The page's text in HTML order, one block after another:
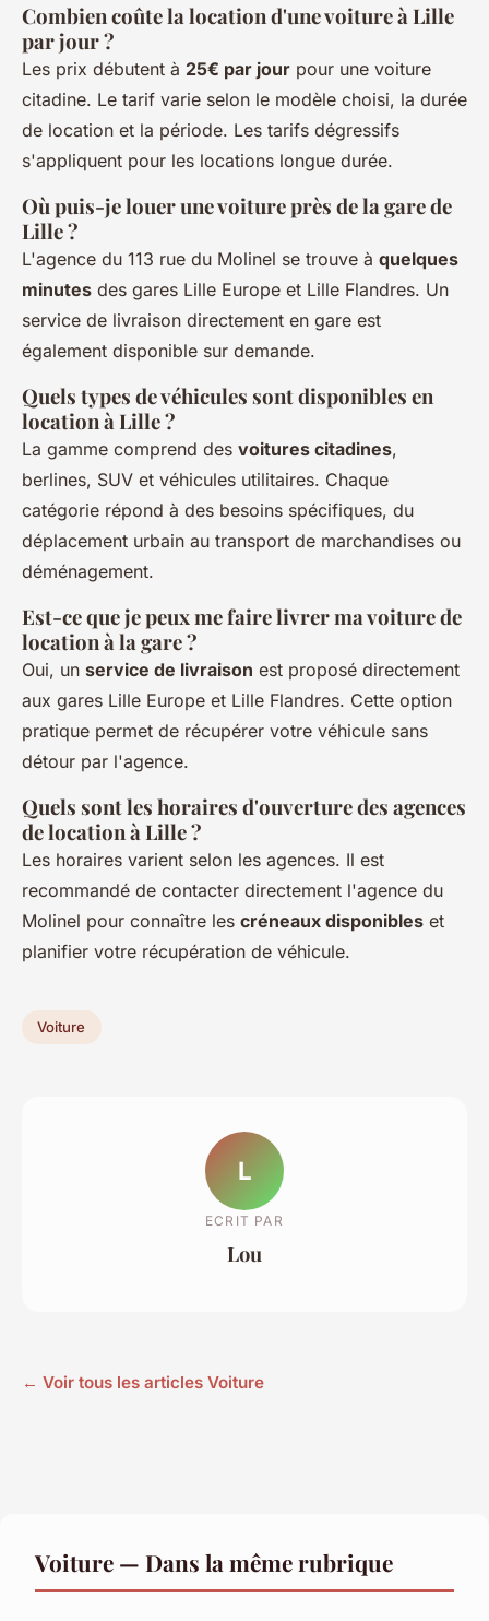
Combien coûte la location d'une voiture à Lille
par jour ?
Les prix débutent à 25€ par jour pour une voiture
citadine. Le tarif varie selon le modèle choisi, la durée
de location et la période. Les tarifs dégressifs
s'appliquent pour les locations longue durée.
Où puis-je louer une voiture près de la gare de
Lille ?
L'agence du 113 rue du Molinel se trouve à quelques
minutes des gares Lille Europe et Lille Flandres. Un
service de livraison directement en gare est
également disponible sur demande.
Quels types de véhicules sont disponibles en
location à Lille ?
La gamme comprend des voitures citadines,
berlines, SUV et véhicules utilitaires. Chaque
catégorie répond à des besoins spécifiques, du
déplacement urbain au transport de marchandises ou
déménagement.
Est-ce que je peux me faire livrer ma voiture de
location à la gare ?
Oui, un service de livraison est proposé directement
aux gares Lille Europe et Lille Flandres. Cette option
pratique permet de récupérer votre véhicule sans
détour par l'agence.
Quels sont les horaires d'ouverture des agences
de location à Lille ?
Les horaires varient selon les agences. Il est
recommandé de contacter directement l'agence du
Molinel pour connaître les créneaux disponibles et
planifier votre récupération de véhicule.
Voiture
L
ECRIT PAR
Lou
← Voir tous les articles Voiture
Voiture — Dans la même rubrique